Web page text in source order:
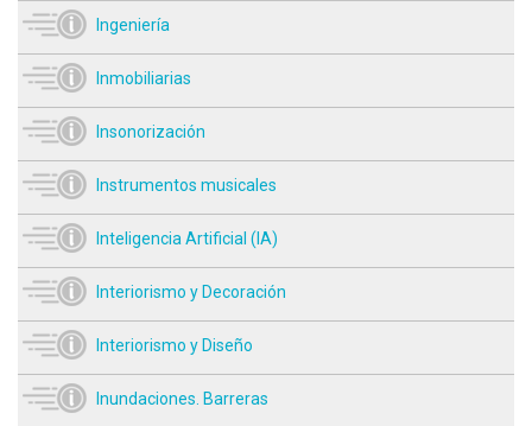
Ingeniería
Inmobiliarias
Insonorización
Instrumentos musicales
Inteligencia Artificial (IA)
Interiorismo y Decoración
Interiorismo y Diseño
Inundaciones. Barreras